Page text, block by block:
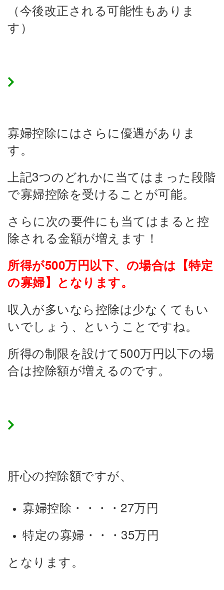
（今後改正される可能性もありま
す）
寡婦控除にはさらに優遇がありま
す。
上記3つのどれかに当てはまった段階
で寡婦控除を受けることが可能。
さらに次の要件にも当てはまると控
除される金額が増えます！
所得が500万円以下、の場合は【特定
の寡婦】となります。
収入が多いなら控除は少なくてもい
いでしょう、ということですね。
所得の制限を設けて500万円以下の場
合は控除額が増えるのです。
肝心の控除額ですが、
寡婦控除・・・・27万円
特定の寡婦・・・35万円
となります。